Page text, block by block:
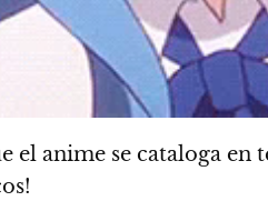
el anime se cataloga